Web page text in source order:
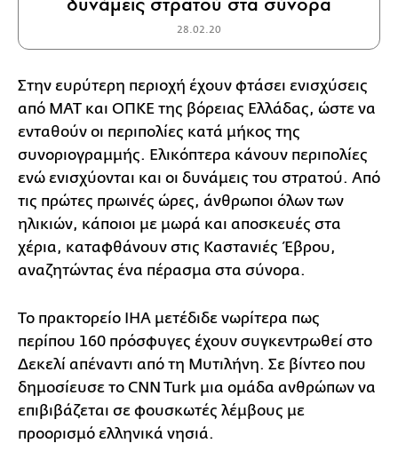
28.02.20
Στην ευρύτερη περιοχή έχουν φτάσει ενισχύσεις
από ΜΑΤ και ΟΠΚΕ της βόρειας Ελλάδας, ώστε να
ενταθούν οι περιπολίες κατά μήκος της
συνοριογραμμής. Ελικόπτερα κάνουν περιπολίες
ενώ ενισχύονται και οι δυνάμεις του στρατού. Από
τις πρώτες πρωινές ώρες, άνθρωποι όλων των
ηλικιών, κάποιοι με μωρά και αποσκευές στα
χέρια, καταφθάνουν στις Καστανιές Έβρου,
αναζητώντας ένα πέρασμα στα σύνορα.
Το πρακτορείο IHA μετέδιδε νωρίτερα πως
περίπου 160 πρόσφυγες έχουν συγκεντρωθεί στο
Δεκελί απέναντι από τη Μυτιλήνη. Σε βίντεο που
δημοσίευσε το CNN Turk μια ομάδα ανθρώπων να
επιβιβάζεται σε φουσκωτές λέμβους με
προορισμό ελληνικά νησιά.